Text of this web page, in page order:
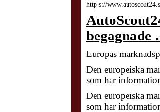
http s://
begagnade
Europas
Den europeiska
som har
Den europeiska
som har